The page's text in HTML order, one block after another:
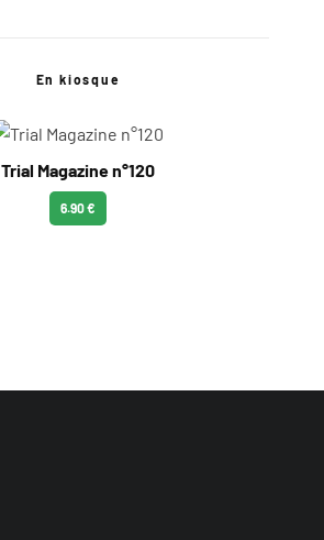
En kiosque
Trial Magazine n°120
6.90 €